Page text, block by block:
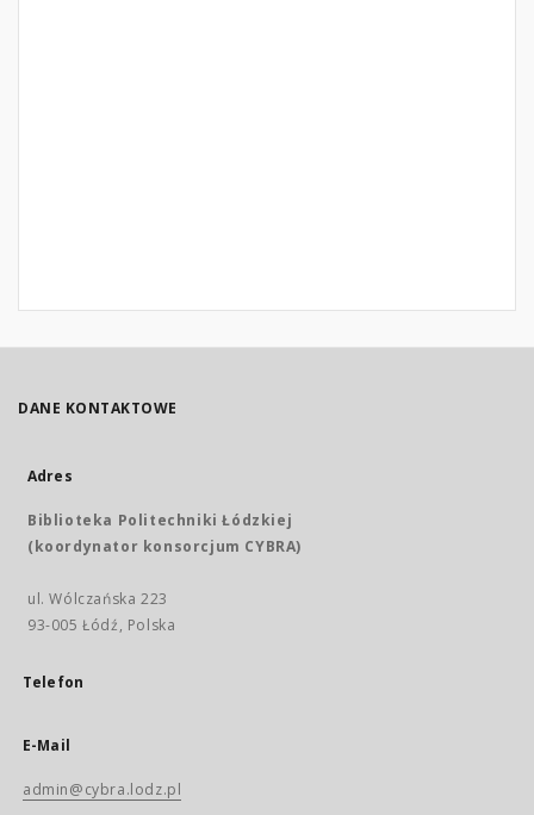
DANE KONTAKTOWE
Adres
Biblioteka Politechniki Łódzkiej
(koordynator konsorcjum CYBRA)
ul. Wólczańska 223
93-005 Łódź, Polska
Telefon
E-Mail
admin@cybra.lodz.pl